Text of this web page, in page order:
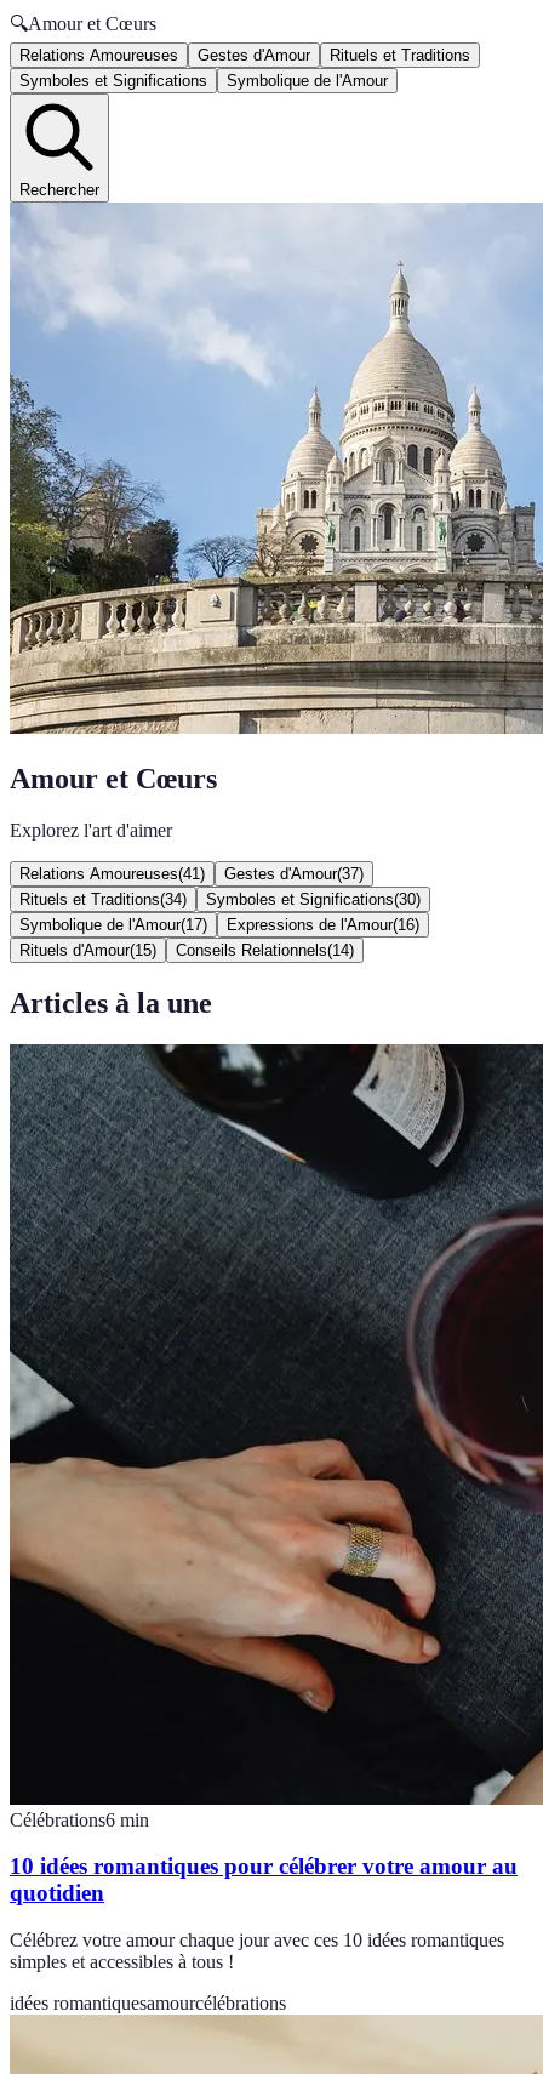
🔍Amour et Cœurs
Relations Amoureuses Gestes d'Amour
Rituels et Traditions
Symboles et Significations
Symbolique de l'Amour
Rechercher
Amour et Cœurs
Explorez l'art d'aimer
Relations Amoureuses(41 ) Gestes d'Amour(37)
Rituels et Traditions(34) Symboles et Significations(30)
Symbolique de l'Amour(17) Expressions de l'Amour(16)
Rituels d'Amour(15) Conseils Relationnels(14)
Articles à la une
Célébrations6 min
10 idées romantiques pour célébrer votre amour au
quotidien
Célébrez votre amour chaque jour avec ces 10 idées romantiques
simples et accessibles à tous !
idées romantiquesamourcélébrations